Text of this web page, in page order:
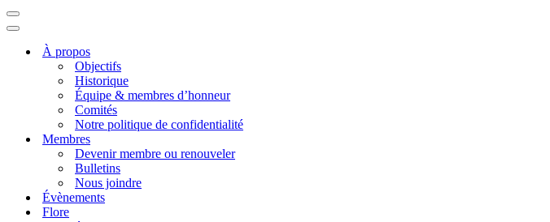
Menu
de
navigation
Menu
navigationÀ propos
Objectifs
Historique
Équipe & membres d’honneur
Comités
Notre politique de confidentialité
Membres
Devenir membre ou renouveler
Bulletins
Nous joindre
Évènements
Flore